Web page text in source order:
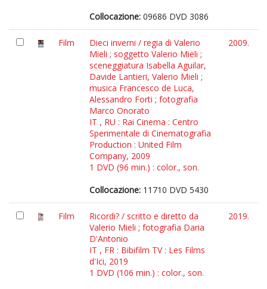
Collocazione: 09686 DVD 3086
Film
Dieci inverni / regia di Valerio
Mieli ; soggetto Valerio Mieli ;
sceneggiatura Isabella Aguilar,
Davide Lantieri, Valerio Mieli ;
musica Francesco de Luca,
Alessandro Forti ; fotografia
Marco Onorato
IT , RU : Rai Cinema : Centro
Sperimentale di Cinematografia
Production : United Film
Company, 2009
1 DVD (96 min.) : color., son.
Collocazione: 11710 DVD 5430
2009.
Film
Ricordi? / scritto e diretto da
Valerio Mieli ; fotografia Daria
D'Antonio
IT , FR : Bibifilm TV : Les Films
d'Ici, 2019
1 DVD (106 min.) : color., son.
2019.